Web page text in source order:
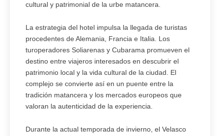
cultural y patrimonial de la urbe matancera.
La estrategia del hotel impulsa la llegada de turistas
procedentes de Alemania, Francia e Italia. Los
turoperadores Soliarenas y Cubarama promueven el
destino entre viajeros interesados en descubrir el
patrimonio local y la vida cultural de la ciudad. El
complejo se convierte así en un puente entre la
tradición matancera y los mercados europeos que
valoran la autenticidad de la experiencia.
Durante la actual temporada de invierno, el Velasco